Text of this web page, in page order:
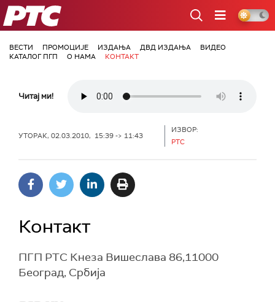
РТС
ВЕСТИ ПРОМОЦИЈЕ ИЗДАЊА ДВД ИЗДАЊА
ВИДЕО
КАТАЛОГ ПГП
О НАМА КОНТАКТ
Читај ми!
УТОРАК, 02.03.2010, 15:39 -> 11:43
ИЗВОР:
РТС
Контакт
ПГП РТС Кнеза Вишеслава 86,11000
Београд, Србија